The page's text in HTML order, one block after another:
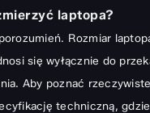
laptopa?
Rozmiar
się wyłącznie do
Aby poznać
techniczną,